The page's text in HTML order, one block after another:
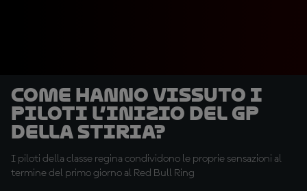
Come hanno vissuto i
piloti l’inizio del GP
della Stiria?
I piloti della classe regina condividono le proprie sensazioni al
termine del primo giorno al Red Bull Ring